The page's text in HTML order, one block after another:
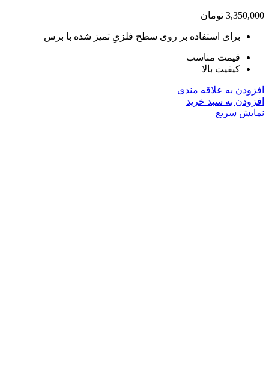
3,350,000 تومان
برای استفاده بر روی سطح فلزیِ تمیز شده با برس
قیمت مناسب
کیفیت بالا
افزودن به علاقه مندی
افزودن به سبد خرید
نمایش سریع